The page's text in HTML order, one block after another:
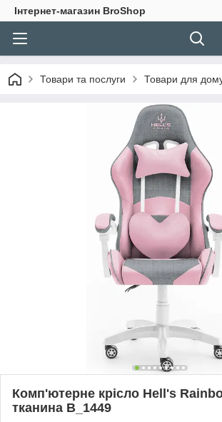
Інтернет-магазин BroShop
Товари та послуги Товари для
Комп'ютерне крісло Hell's
тканина B_1449